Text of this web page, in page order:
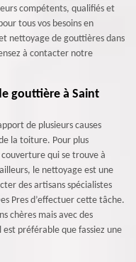
compétents, qualifiés et
tous vos besoins en
nettoyage de gouttières dans
à contacter notre
gouttière à Saint
de plusieurs causes
la toiture. Pour plus
qui se trouve à
le nettoyage est une
des artisans spécialistes
Pres d’effectuer cette tâche.
chères mais avec des
préférable que fassiez une